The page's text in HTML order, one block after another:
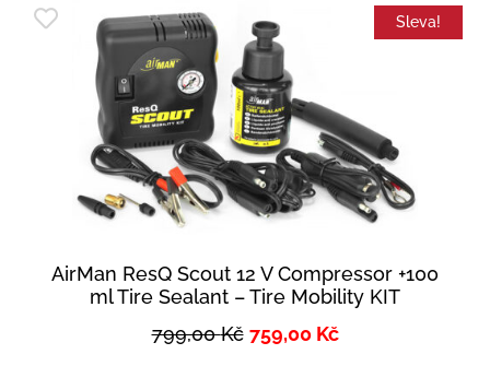
Sleva!
AirMan ResQ Scout 12 V Compressor +100
ml Tire Sealant – Tire Mobility KIT
799,00Kč 759,00 Kč